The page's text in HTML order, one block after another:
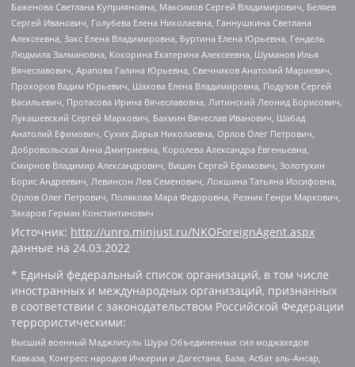
Баженова Светлана Куприяновна, Максимов Сергей Владимирович, Беляев
Сергей Иванович, Голубева Елена Николаевна, Ганнушкина Светлана
Алексеевна, Закс Елена Владимировна, Буртина Елена Юрьевна, Гендель
Людмила Залмановна, Кокорина Екатерина Алексеевна, Шуманов Илья
Вячеславович, Арапова Галина Юрьевна, Свечников Анатолий Мариевич,
Прохоров Вадим Юрьевич, Шахова Елена Владимировна, Подузов Сергей
Васильевич, Протасова Ирина Вячеславовна, Литинский Леонид Борисович,
Лукашевский Сергей Маркович, Бахмин Вячеслав Иванович, Шабад
Анатолий Ефимович, Сухих Дарья Николаевна, Орлов Олег Петрович,
Добровольская Анна Дмитриевна, Королева Александра Евгеньевна,
Смирнов Владимир Александрович, Вицин Сергей Ефимович, Золотухин
Борис Андреевич, Левинсон Лев Семенович, Локшина Татьяна Иосифовна,
Орлов Олег Петрович, Полякова Мара Федоровна, Резник Генри Маркович,
Захаров Герман Константинович
Источник: http://unro.minjust.ru/NKOForeignAgent.aspx
данные на 24.03.2022
* Единый федеральный список организаций, в том числе
иностранных и международных организаций, признанных
в соответствии с законодательством Российской Федерации
террористическими:
Высший военный Маджлисуль Шура Объединенных сил моджахедов
Кавказа, Конгресс народов Ичкерии и Дагестана, База, Асбат аль-Ансар,